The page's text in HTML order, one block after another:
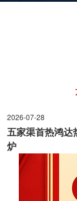
2026-07-28
五家渠首热鸿达
炉